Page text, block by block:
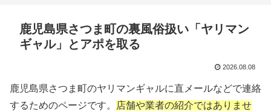
鹿児島県さつま町の裏風俗扱い「ヤリマン
ギャル」とアポを取る
2026.08.08
鹿児島県さつま町のヤリマンギャルに直メールなどで連絡
するためのページです。
店舗や業者の紹介ではありませ